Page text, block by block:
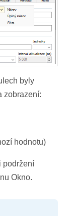
byly
zobrazení:
hodnotu)
podržení
Okno.